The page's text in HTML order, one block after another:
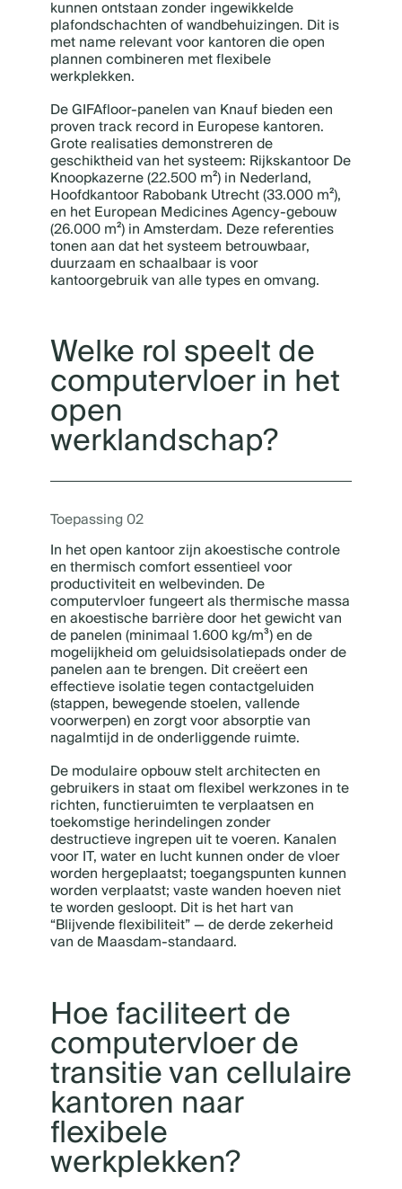
kunnen ontstaan zonder ingewikkelde
plafondschachten of wandbehuizingen. Dit is
met name relevant voor kantoren die open
plannen combineren met flexibele
werkplekken.
De GIFAfloor-panelen van Knauf bieden een
proven track record in Europese kantoren.
Grote realisaties demonstreren de
geschiktheid van het systeem: Rijkskantoor De
Knoopkazerne (22.500 m²) in Nederland,
Hoofdkantoor Rabobank Utrecht (33.000 m²),
en het European Medicines Agency-gebouw
(26.000 m²) in Amsterdam. Deze referenties
tonen aan dat het systeem betrouwbaar,
duurzaam en schaalbaar is voor
kantoorgebruik van alle types en omvang.
Welke rol speelt de
computervloer in het
open
werklandschap?
Toepassing 02
In het open kantoor zijn akoestische controle
en thermisch comfort essentieel voor
productiviteit en welbevinden. De
computervloer fungeert als thermische massa
en akoestische barrière door het gewicht van
de panelen (minimaal 1.600 kg/m³) en de
mogelijkheid om geluidsisolatiepads onder de
panelen aan te brengen. Dit creëert een
effectieve isolatie tegen contactgeluiden
(stappen, bewegende stoelen, vallende
voorwerpen) en zorgt voor absorptie van
nagalmtijd in de onderliggende ruimte.
De modulaire opbouw stelt architecten en
gebruikers in staat om flexibel werkzones in te
richten, functieruimten te verplaatsen en
toekomstige herindelingen zonder
destructieve ingrepen uit te voeren. Kanalen
voor IT, water en lucht kunnen onder de vloer
worden hergeplaatst; toegangspunten kunnen
worden verplaatst; vaste wanden hoeven niet
te worden gesloopt. Dit is het hart van
“Blijvende flexibiliteit” — de derde zekerheid
van de Maasdam-standaard.
Hoe faciliteert de
computervloer de
transitie van cellulaire
kantoren naar
flexibele
werkplekken?